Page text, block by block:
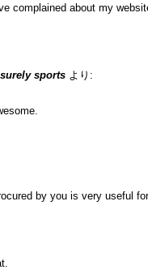
complained about my
sports より:
by you is very useful